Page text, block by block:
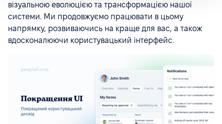
візуальною еволюцією та трансформацією нашої
системи. Ми продовжуємо працювати в цьому
напрямку, розвиваючись на краще для вас, а також
вдосконалюючи користувацький інтерфейс.